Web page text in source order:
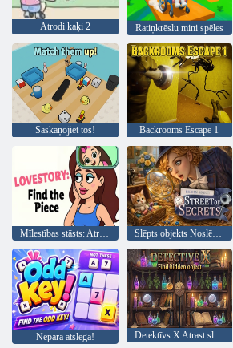
Atrodi kaķi 2 Ratiņkrēslu mini spēles
Saskaņojiet tos! Backrooms Escape 1
Mīlestības stāsts: Atrodi gabalu Slēpts objekts Noslēpumu iela
Nepāra atslēga! Detektīvs X Atrast slēpto objektu